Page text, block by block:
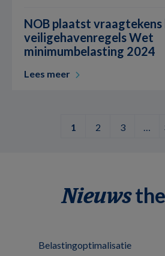
NOB plaatst vraagtekens
veiligehavenregels Wet
minimumbelasting 2024
Lees meer
1 2 3 …
Nieuws
Belastingoptimalisatie